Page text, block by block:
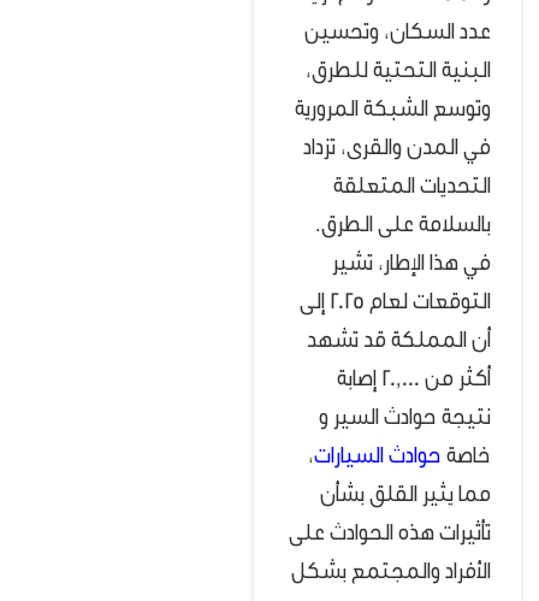
عدد السكان، وتحسين
البنية التحتية للطرق،
وتوسع الشبكة المرورية
في المدن والقرى، تزداد
التحديات المتعلقة
بالسلامة على الطرق.
في هذا الإطار، تشير
التوقعات لعام 2025 إلى
أن المملكة قد تشهد
أكثر من 20,000 إصابة
نتيجة حوادث السير و
خاصة حوادث السيارات،
مما يثير القلق بشأن
تأثيرات هذه الحوادث على
الأفراد والمجتمع بشكل